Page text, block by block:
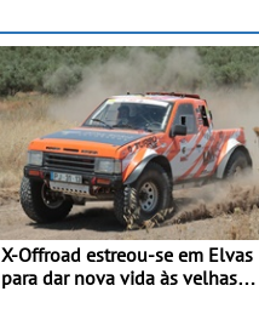
X-Offroad estreou-se em Elvas
para dar nova vida às velhas